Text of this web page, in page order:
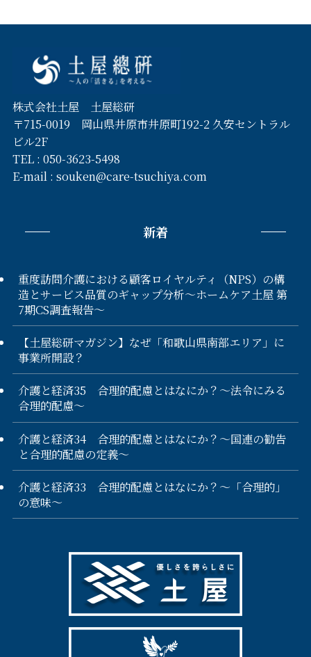
株式会社土屋 土屋総研
〒715-0019 岡山県井原市井原町192-2 久安セントラル
ビル2F
TEL : 050-3623-5498
E-mail : souken@care-tsuchiya.com
新着
重度訪問介護における顧客ロイヤルティ（NPS）の構
造とサービス品質のギャップ分析〜ホームケア土屋 第
7期CS調査報告〜
【土屋総研マガジン】なぜ「和歌山県南部エリア」に
事業所開設？
介護と経済35 合理的配慮とはなにか？～法令にみる
合理的配慮～
介護と経済34 合理的配慮とはなにか？～国連の勧告
と合理的配慮の定義～
介護と経済33 合理的配慮とはなにか？～「合理的」
の意味～